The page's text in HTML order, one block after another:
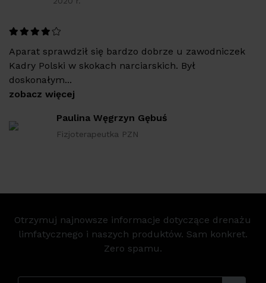
Aparat sprawdził się bardzo dobrze u zawodniczek
Kadry Polski w skokach narciarskich. Był
doskonałym...
zobacz więcej
Paulina Węgrzyn Gębuś
Fizjoterapeutka PZN
Otrzymuj najnowsze informacje dotyczące drenażu
limfatycznego i naszych produktów. Sam konkret.
Zero spamu.